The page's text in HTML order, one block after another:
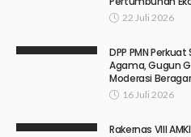
22 Juli 2026
DPP PMN
Agama, Gugun
Moderasi
16 Juli 2026
Rakernas VIII